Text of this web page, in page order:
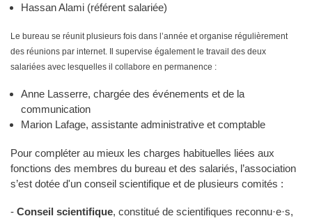
Hassan Alami (référent salariée)
Le bureau se réunit plusieurs fois dans l’année et organise régulièrement
des réunions par internet. Il supervise également le travail des deux
salariées avec lesquelles il collabore en permanence :
Anne Lasserre, chargée des événements et de la
communication
Marion Lafage, assistante administrative et comptable
Pour compléter au mieux les charges habituelles liées aux
fonctions des membres du bureau et des salariés, l’association
s’est dotée d'un conseil scientifique et de plusieurs comités :
- Conseil scientifique, constitué de scientifiques reconnu·e·s,